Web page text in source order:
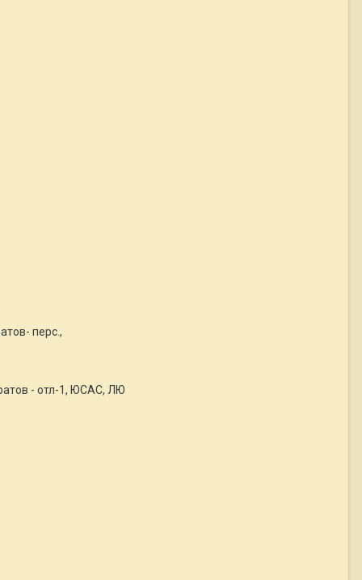
перс.,
- отл-1, ЮСАС, ЛЮ